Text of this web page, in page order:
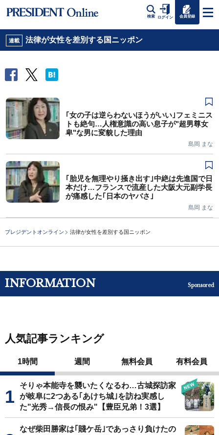
検索 ログイン 会員登録
連載 法律が女性を差別する国ニッポン
｢女の子は逆らわないほうがいい｣フェミニス
トも絶句…人権意識の高い息子が"超男尊女
卑"な男に変貌した理由
島岡 まな
｢胎児を無理やり掻き出す｣中絶は先進国で日
本だけ…フランスで流産した大阪大元副学長
が痛感した｢日本のヤバさ｣
島岡 まな
プレジデントオンライン 法律が女性を差別する国ニッポン
INFORMATION Sponsored
人気記事ランキング
1時間 週間 無料会員 有料会員
そりゃ本能寺を襲いたくなるわ…古城探訪家
が岐阜に2つある｢あけち城｣を訪ね実感し
た"光秀→信長の恨み"【豊臣兄弟！3選】
なぜ柴田勝家は｢賤ケ岳｣であっさり負けたの